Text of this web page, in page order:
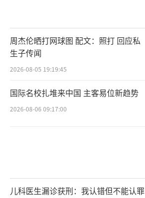
周杰伦晒打网球图 配文：照打 回应私
生子传闻
2026-08-05 19:19:45
国际名校扎堆来中国 主客易位新趋势
2026-08-06 09:17:00
儿科医生漏诊获刑：我认错但不能认罪